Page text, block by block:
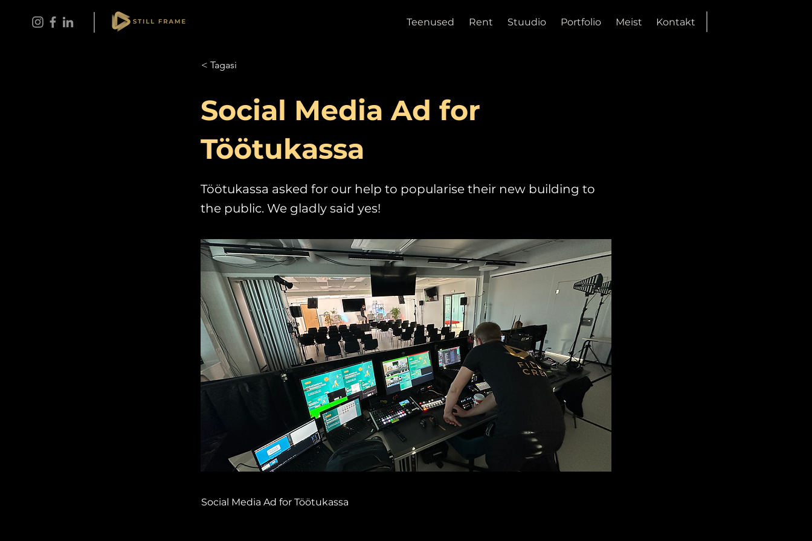
Teenused Rent Stuudio Portfolio Meist Kontakt
< Tagasi
Social Media Ad for
Töötukassa
Töötukassa asked for our help to popularise their new building to
the public. We gladly said yes!
Social Media Ad for Töötukassa